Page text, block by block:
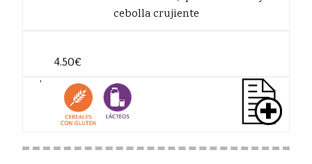
cebolla crujiente
4.50€
'